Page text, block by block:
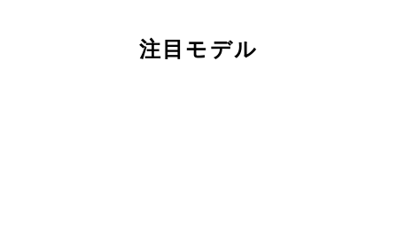
注目モデル